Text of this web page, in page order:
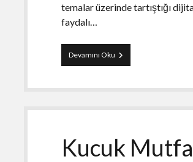
temalar üzerinde tartıştığı
faydalı…
Devamını Oku internet
forumları
Kucuk